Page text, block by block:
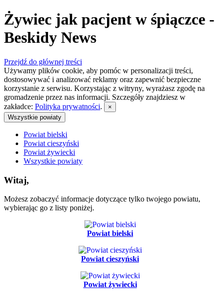
Żywiec jak pacjent w śpiączce -
Beskidy News
Przejdź do głównej treści
Używamy plików cookie, aby pomóc w personalizacji treści,
dostosowywać i analizować reklamy oraz zapewnić bezpieczne
korzystanie z serwisu. Korzystając z witryny, wyrażasz zgodę na
gromadzenie przez nas informacji. Szczegóły znajdziesz w
zakładce: Polityka prywatności.
×
Wszystkie powiaty
Powiat bielski
Powiat cieszyński
Powiat żywiecki
Wszystkie powiaty
Witaj,
Możesz zobaczyć informacje dotyczące tylko twojego powiatu,
wybierając go z listy poniżej.
Powiat bielski
Powiat cieszyński
Powiat żywiecki